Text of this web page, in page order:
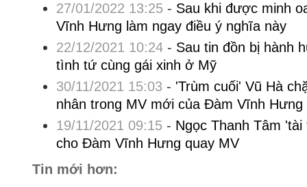
27/01/2022 13:25- Sau khi được minh
Vĩnh Hưng làm ngay điều ý nghĩa này
22/12/2021 10:24- Sau tin đồn bị hành
tình tứ cùng gái xinh ở Mỹ
30/11/2021 15:03 - 'Trùm cuối' Vũ Hà
nhân trong MV mới của Đàm Vĩnh Hưng
19/11/2021 09:15- Ngọc Thanh Tâm
cho Đàm Vĩnh Hưng quay MV
Tin mới hơn: